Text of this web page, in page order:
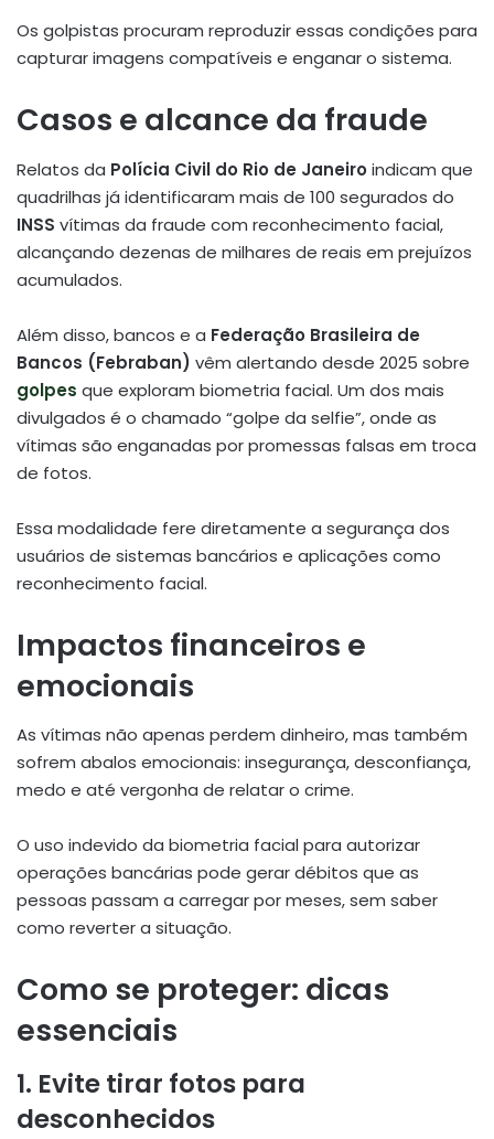
Os golpistas procuram reproduzir essas condições para
capturar imagens compatíveis e enganar o sistema.
Casos e alcance da fraude
Relatos da Polícia Civil do Rio de Janeiro indicam que
quadrilhas já identificaram mais de 100 segurados do
INSS vítimas da fraude com reconhecimento facial,
alcançando dezenas de milhares de reais em prejuízos
acumulados.
Além disso, bancos e a Federação Brasileira de
Bancos (Febraban) vêm alertando desde 2025 sobre
golpes que exploram biometria facial. Um dos mais
divulgados é o chamado “golpe da selfie”, onde as
vítimas são enganadas por promessas falsas em troca
de fotos.
Essa modalidade fere diretamente a segurança dos
usuários de sistemas bancários e aplicações como
reconhecimento facial.
Impactos financeiros e
emocionais
As vítimas não apenas perdem dinheiro, mas também
sofrem abalos emocionais: insegurança, desconfiança,
medo e até vergonha de relatar o crime.
O uso indevido da biometria facial para autorizar
operações bancárias pode gerar débitos que as
pessoas passam a carregar por meses, sem saber
como reverter a situação.
Como se proteger: dicas
essenciais
1. Evite tirar fotos para
desconhecidos